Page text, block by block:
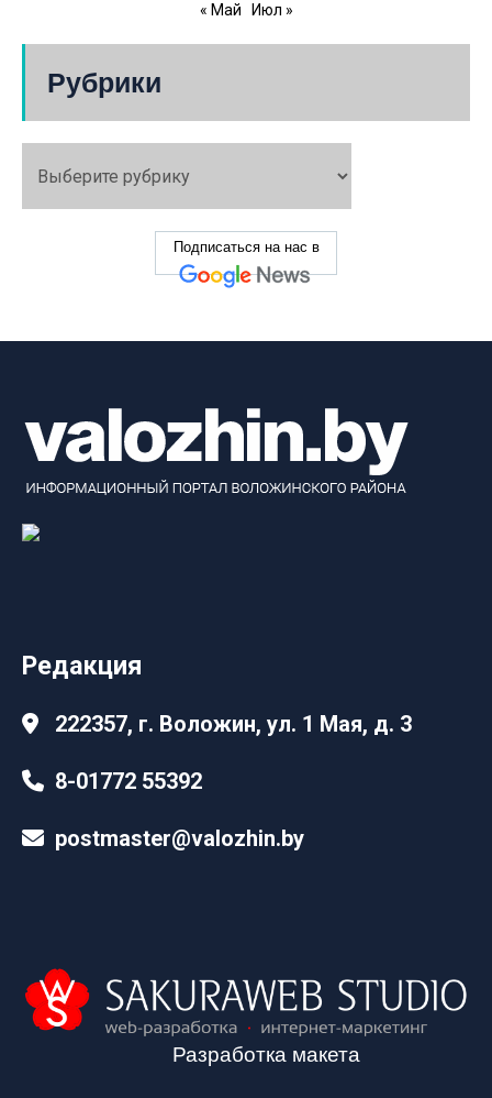
« Май
Июл »
Рубрики
Подписаться на нас в
Редакция
222357, г. Воложин, ул. 1 Мая, д. 3
8-01772 55392
postmaster@valozhin.by
Разработка макета